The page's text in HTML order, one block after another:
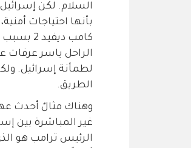
السلام. لكن
بأنها احتياجات
كامب
الراحل ياسر عرفات
لطمأنة إسرائيل.
الطريق.
وهناك مثالٌ أحدث
غير المباشرة بين
الرئيس ترامب هو